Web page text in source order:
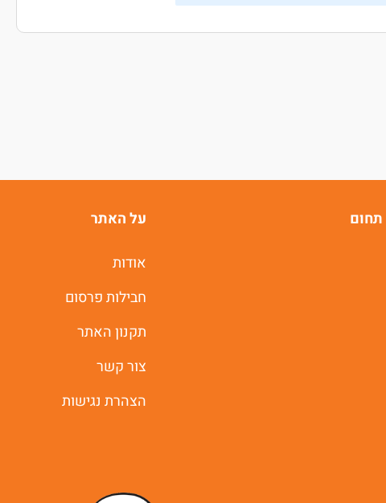
על האתר
אודות
חבילות פרסום
תקנון האתר
צור קשר
הצהרת נגישות